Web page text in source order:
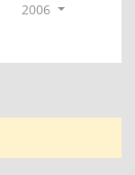
2006